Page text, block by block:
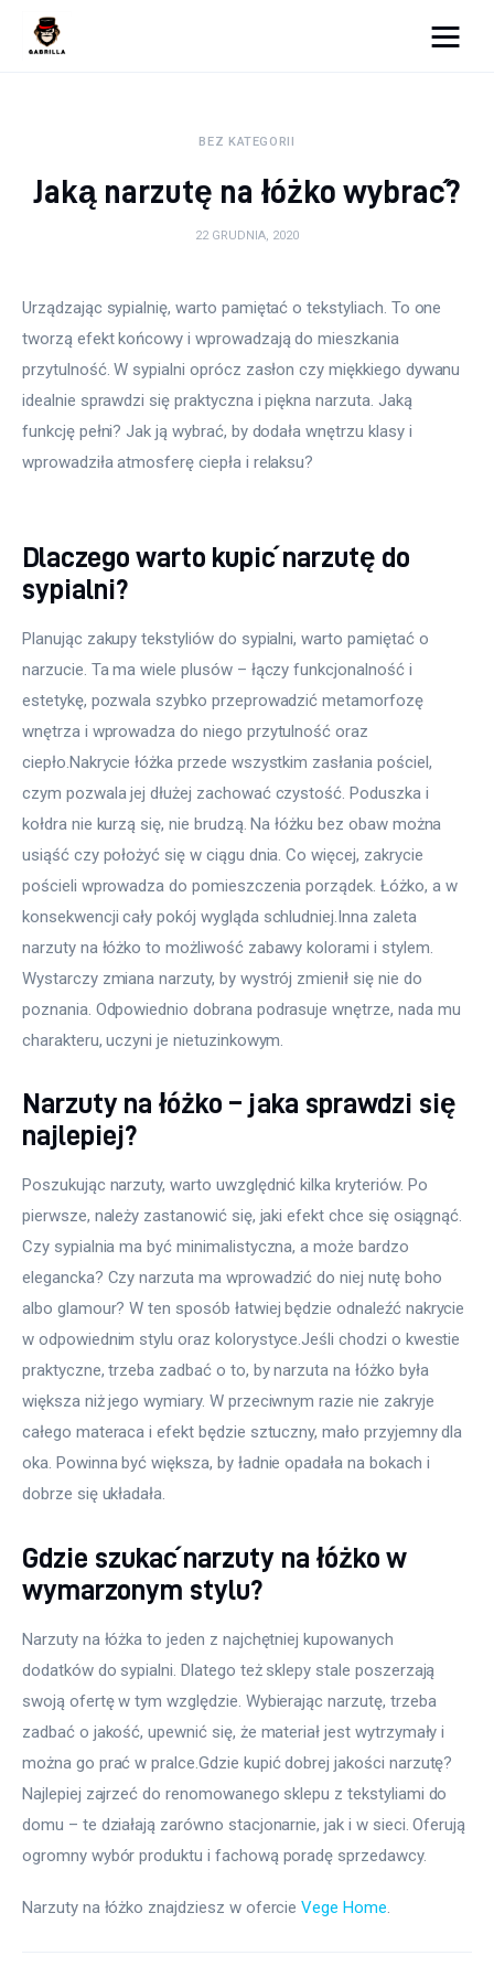
Kunchnia i kulinaria
Uroda
Więcej
BEZ KATEGORII
Jaką narzutę na łóżko wybrać?
22 GRUDNIA, 2020
Urządzając sypialnię, warto pamiętać o tekstyliach. To one
tworzą efekt końcowy i wprowadzają do mieszkania
przytulność. W sypialni oprócz zasłon czy miękkiego dywanu
idealnie sprawdzi się praktyczna i piękna narzuta. Jaką
funkcję pełni? Jak ją wybrać, by dodała wnętrzu klasy i
wprowadziła atmosferę ciepła i relaksu?
Dlaczego warto kupić narzutę do
sypialni?
Planując zakupy tekstyliów do sypialni, warto pamiętać o
narzucie. Ta ma wiele plusów – łączy funkcjonalność i
estetykę, pozwala szybko przeprowadzić metamorfozę
wnętrza i wprowadza do niego przytulność oraz
ciepło.Nakrycie łóżka przede wszystkim zasłania pościel,
czym pozwala jej dłużej zachować czystość. Poduszka i
kołdra nie kurzą się, nie brudzą. Na łóżku bez obaw można
usiąść czy położyć się w ciągu dnia. Co więcej, zakrycie
pościeli wprowadza do pomieszczenia porządek. Łóżko, a w
konsekwencji cały pokój wygląda schludniej.Inna zaleta
narzuty na łóżko to możliwość zabawy kolorami i stylem.
Wystarczy zmiana narzuty, by wystrój zmienił się nie do
poznania. Odpowiednio dobrana podrasuje wnętrze, nada mu
charakteru, uczyni je nietuzinkowym.
Narzuty na łóżko – jaka sprawdzi się
najlepiej?
Poszukując narzuty, warto uwzględnić kilka kryteriów. Po
pierwsze, należy zastanowić się, jaki efekt chce się osiągnąć.
Czy sypialnia ma być minimalistyczna, a może bardzo
elegancka? Czy narzuta ma wprowadzić do niej nutę boho
albo glamour? W ten sposób łatwiej będzie odnaleźć nakrycie
w odpowiednim stylu oraz kolorystyce.Jeśli chodzi o kwestie
praktyczne, trzeba zadbać o to, by narzuta na łóżko była
większa niż jego wymiary. W przeciwnym razie nie zakryje
całego materaca i efekt będzie sztuczny, mało przyjemny dla
oka. Powinna być większa, by ładnie opadała na bokach i
dobrze się układała.
Gdzie szukać narzuty na łóżko w
wymarzonym stylu?
Narzuty na łóżka to jeden z najchętniej kupowanych
dodatków do sypialni. Dlatego też sklepy stale poszerzają
swoją ofertę w tym względzie. Wybierając narzutę, trzeba
zadbać o jakość, upewnić się, że materiał jest wytrzymały i
można go prać w pralce.Gdzie kupić dobrej jakości narzutę?
Najlepiej zajrzeć do renomowanego sklepu z tekstyliami do
domu – te działają zarówno stacjonarnie, jak i w sieci. Oferują
ogromny wybór produktu i fachową poradę sprzedawcy.
Narzuty na łóżko znajdziesz w ofercie Vege Home.